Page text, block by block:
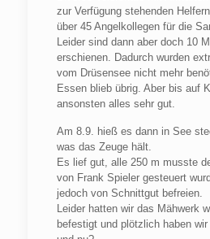
zur Verfügung stehenden
über 45 Angelkollegen für die
Leider sind dann aber doch 10
erschienen. Dadurch wurden
vom Drüsensee nicht mehr
Essen blieb übrig. Aber bis auf
ansonsten alles sehr gut.
Am 8.9. hieß es dann in See
was das Zeuge hält.
Es lief gut, alle 250 m musste
von Frank Spieler gesteuert
jedoch von Schnittgut befreien.
Leider hatten wir das Mähwerk
befestigt und plötzlich haben